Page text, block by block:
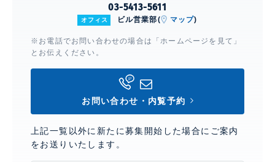
03-5413-5611
オフィス ビル営業部( マップ)
※お電話でお問い合わせの場合は「ホームページを見て」
とお伝えください。
お問い合わせ・内覧予約
上記一覧以外に新たに募集開始した場合にご案内
をお送りいたします。